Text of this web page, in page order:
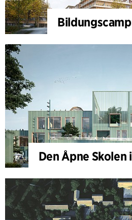
Den Åpne Skolen